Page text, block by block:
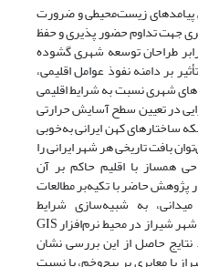
زیست‌محیطی و ضرورت
جهت تداوم حضور پذیری و حفظ
طراحان توسعه شهری گشوده
بر دامنه نفوذ عوامل اقلیمی،
شهری نسبت به شرایط اقلیمی
در تعیین سطح آسایش حرارتی
ساختارهای کهن ایرانی به‌خوبی
بافت تاریخی هر شهر ایرانی را
همساز با اقلیم حاکم بر آن
حاضر با تکیه‌بر مطالعات
به شبیه‌سازی شرایط
مورفولوژیکی تاریخی همساز با اقلیم شهر شیراز در محیط نرم‌افزار GIS
حاصل از این بررسی نشان